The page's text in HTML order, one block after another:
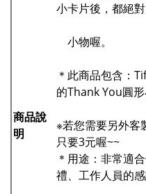
商品說
明
小卡片後，都絕
小物喔。
＊此商品包含：
的Thank You圓
※若您需要另外客
只要3元喔~~
＊用途：非常適
禮、工作人員的